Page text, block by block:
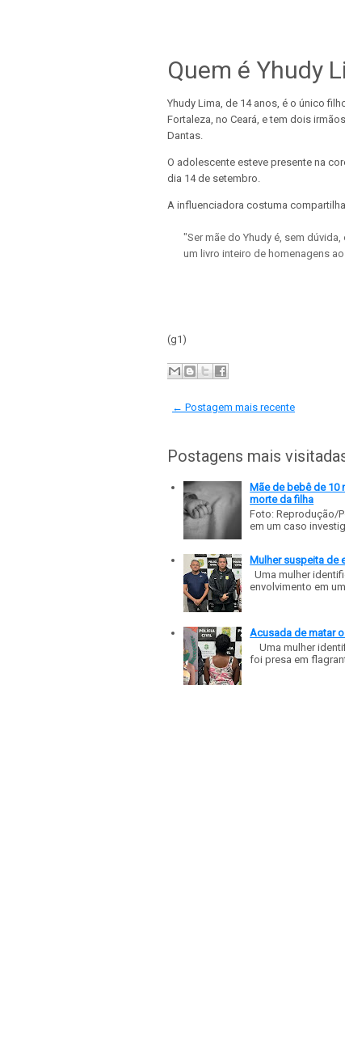
Quem é Yhudy
Yhudy Lima, de 14 anos, é o único
Fortaleza, no Ceará, e tem dois
Dantas.
O adolescente esteve presente na
dia 14 de setembro.
A influenciadora costuma
"Ser mãe do Yhudy é, sem
um livro inteiro de homenagens
(g1)
← Postagem mais recente
Postagens mais
Mãe de bebê de 10
morte da filha
Foto: Reprodução/
em um caso
Mulher suspeita de
Uma mulher
envolvimento em
Acusada de matar
Uma mulher
foi presa em